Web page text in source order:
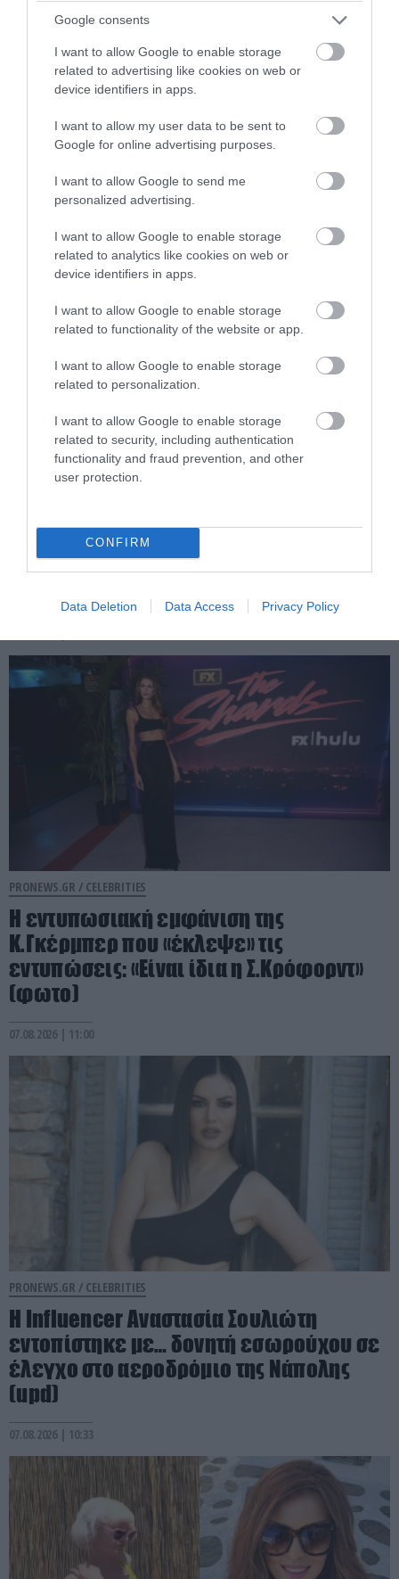
Google consents
I want to allow Google to enable storage
related to advertising like cookies on web or
device identifiers in apps.
I want to allow my user data to be sent to
Google for online advertising purposes.
I want to allow Google to send me
personalized advertising.
I want to allow Google to enable storage
related to analytics like cookies on web or
device identifiers in apps.
I want to allow Google to enable storage
related to functionality of the website or app.
I want to allow Google to enable storage
related to personalization.
I want to allow Google to enable storage
related to security, including authentication
functionality and fraud prevention, and other
user protection.
CONFIRM
Data Deletion Data Access Privacy Policy
PRONEWS.GR / CELEBRITIES
Η Κατερίνα Παπουτσάκη απολαμβάνει το
καλοκαίρι και ποζάρει με μαγιό στη
07.08.2026 | 14:54
Ι.Τούνη: Η αδημοσίευτη φωτογραφία με
τον σύντροφό της από την αρχή της
PRONEWS.GR / CELEBRITIES
Η εντυπωσιακή εμφάνιση της
Κ.Γκέρμπερ που «έκλεψε» τις
εντυπώσεις: «Είναι ίδια η Σ.Κρόφορντ»
(φωτο)
07.08.2026 | 11:00
PRONEWS.GR / CELEBRITIES
Η Ιnfluencer Αναστασία Σουλιώτη
εντοπίστηκε με… δονητή εσωρούχου σε
έλεγχο στο αεροδρόμιο της Νάπολης
(upd)
07.08.2026 | 10:33